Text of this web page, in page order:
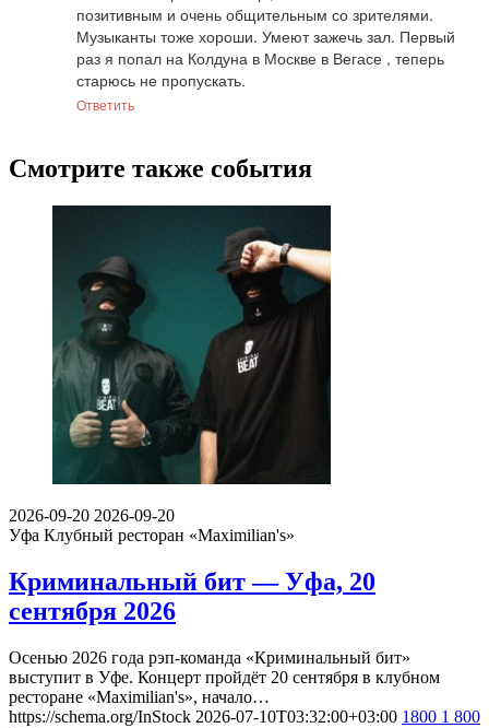
позитивным и очень общительным со зрителями.
Музыканты тоже хороши. Умеют зажечь зал. Первый
раз я попал на Колдуна в Москве в Вегасе , теперь
старюсь не пропускать.
Ответить
Смотрите также события
2026-09-20 2026-09-20
Уфа Клубный ресторан «Maximilian's»
Криминальный бит — Уфа, 20
сентября 2026
Осенью 2026 года рэп-команда «Криминальный бит»
выступит в Уфе. Концерт пройдёт 20 сентября в клубном
ресторане «Maximilian's», начало…
https://schema.org/InStock 2026-07-10T03:32:00+03:00 1800 1 800